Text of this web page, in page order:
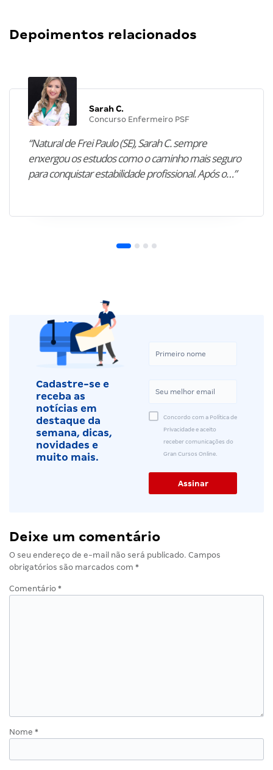
Depoimentos relacionados
Sarah C.
Concurso Enfermeiro PSF
“Natural de Frei Paulo (SE), Sarah C. sempre
enxergou os estudos como o caminho mais seguro
para conquistar estabilidade profissional. Após o…”
Cadastre-se e
receba as
notícias em
destaque da
semana, dicas,
novidades e
muito mais.
Concordo com a Política de
Privacidade e aceito
receber comunicações do
Gran Cursos Online.
Deixe um comentário
O seu endereço de e-mail não será publicado. Campos
obrigatórios são marcados com *
Comentário *
Nome *